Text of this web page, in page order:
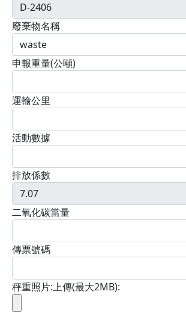
廢棄物名稱
申報重量(公噸)
運輸公里
活動數據
排放係數
二氧化碳當量
傳票號碼
秤重照片:上傳(最大2MB):